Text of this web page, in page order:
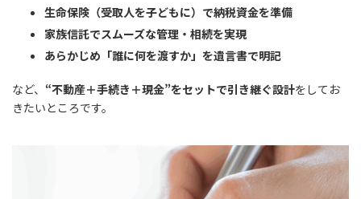
生命保険（受取人を子どもに）で納税資金を準備
家族信託でスムーズな管理・相続を実現
あらかじめ「誰に何を渡すか」を遺言書で明記
など、 “不動産＋手続き＋現金”をセットで引き継ぐ設計をしてお
きたいところです。